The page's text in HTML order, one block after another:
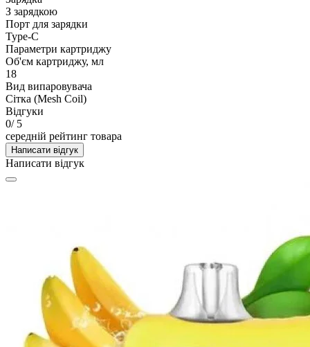
З зарядкою
Порт для зарядки
Type-C
Параметри картриджу
Об'єм картриджу, мл
18
Вид випаровувача
Сітка (Mesh Coil)
Відгуки
0/ 5
середній рейтинг товара
Написати відгук
Написати відгук